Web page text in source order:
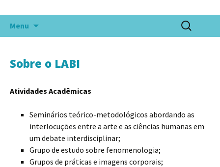
Menu
Sobre o LABI
Atividades Acadêmicas
Seminários teórico-metodológicos abordando as
interlocuções entre a arte e as ciências humanas em
um debate interdisciplinar;
Grupo de estudo sobre fenomenologia;
Grupos de práticas e imagens corporais;